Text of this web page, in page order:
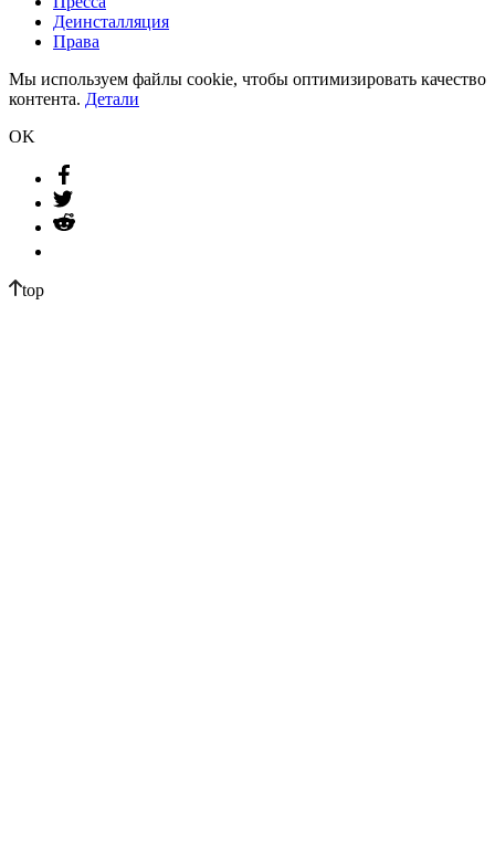
Деинсталляция
Права
Мы используем файлы cookie, чтобы оптимизировать качество
контента. Детали
OK
top